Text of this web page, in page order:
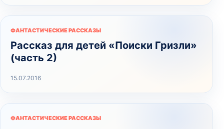
ФАНТАСТИЧЕСКИЕ РАССКАЗЫ
Рассказ для детей «Поиски Гризли»
(часть 2)
15.07.2016
ФАНТАСТИЧЕСКИЕ РАССКАЗЫ